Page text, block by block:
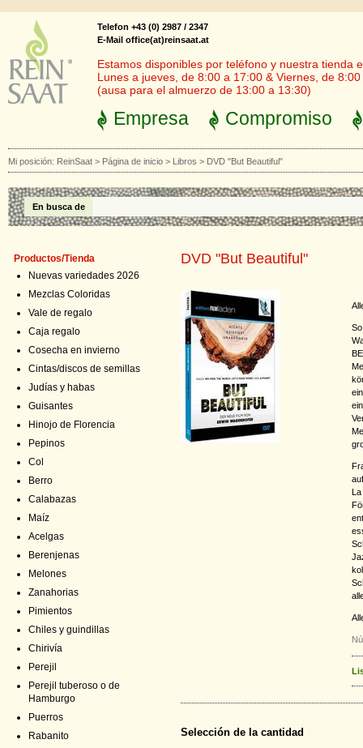
Telefon +43 (0) 2987 / 2347
E-Mail office(at)reinsaat.at
Estamos disponibles por teléfono y nuestra tienda
Lunes a jueves, de 8:00 a 17:00 & Viernes, de
(ausa para el almuerzo de 13:00 a 13:30)
Empresa Compromiso
Mi posición: ReinSaat > Página de inicio > Libros > DVD "But Beautiful"
En busca de
Productos/Tienda
Nuevas variedades 2026
Mezclas Coloridas
Vale de regalo
Caja regalo
Cosecha en invierno
Cintas/discos de semillas
Judías y habas
Guisantes
Hinojo de Florencia
Pepinos
Col
Berro
Calabazas
Maíz
Acelgas
Berenjenas
Melones
Zanahorias
Pimientos
Chiles y guindillas
Chirivía
Perejil
Perejil tuberoso o de
Hamburgo
Puerros
Rabanito
DVD "But Beautiful"
La
Selección de la cantidad